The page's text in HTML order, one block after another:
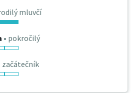
mluvčí
• pokročilý
začátečník